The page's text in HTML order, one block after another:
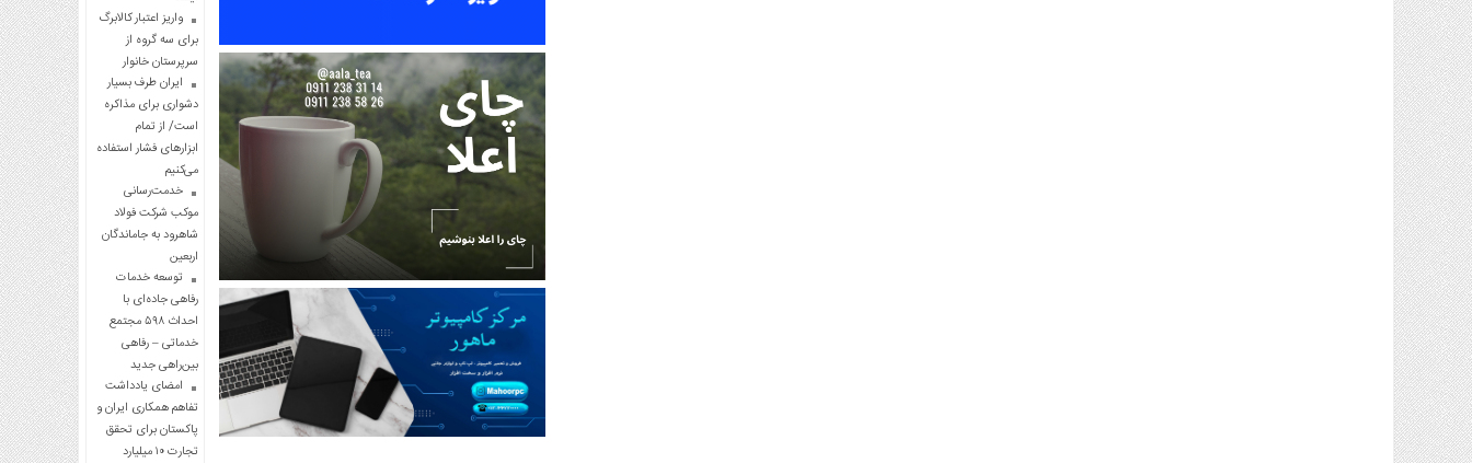
واریز اعتبار کالابرگ
برای سه گروه از
سرپرستان خانوار
ایران طرف بسیار
دشواری برای مذاکره
است/ از تمام
ابزارهای فشار استفاده
می‌کنیم
خدمت‌رسانی
موکب شرکت فولاد
شاهرود به جاماندگان
اربعین
توسعه خدمات
رفاهی جاده‌ای با
احداث ۵۹۸ مجتمع
خدماتی – رفاهی
بین‌راهی جدید
امضای یادداشت
تفاهم همکاری ایران و
پاکستان برای تحقق
تجارت ۱۰ میلیارد